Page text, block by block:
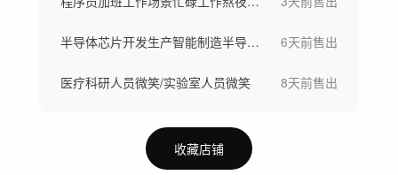
半导体芯片开发生产智能制造半导体晶圆制造 6天前售出
医疗科研人员微笑/实验室人员微笑 8天前售出
收藏店铺